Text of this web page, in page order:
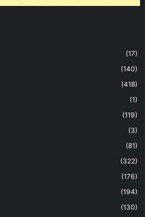
(17)
(140)
(418)
(1)
(119)
(3)
(81)
(322)
(176)
(194)
(130)